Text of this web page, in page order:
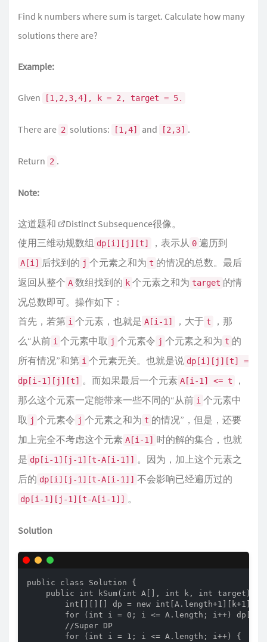
Find k numbers where sum is target. Calculate how many
solutions there are?
Example:
Given [1,2,3,4], k = 2, target = 5.
There are 2 solutions: [1,4] and [2,3] .
Return 2 .
Note:
这道题和 Distinct Subsequence很像。
使用三维动规数组 dp[i][j][t] ，表示从 0 遍历到
A[i] 后找到的 j 个元素之和为 t 的情况的总数。最后
返回从整个 A 数组找到的 k 个元素之和为 target 的情
况总数即可。操作如下：
首先，若第 i 个元素，也就是 A[i-1] ，大于 t
，那
么“从前 i 个元素中取 j 个元素令 j 个元素之和为 t 的
所有情况”和第 i 个元素无关。也就是说 dp[i][j][t] =
dp[i-1][j][t] 。而如果最后一个元素 A[i-1] <= t
，
那么这个元素一定能带来一些不同的“从前 i 个元素中
取 j 个元素令 j 个元素之和为 t 的情况”，但是，还要
加上完全不考虑这个元素 A[i-1] 时的解的集合，也就
是 dp[i-1][j-1][t-A[i-1]] 。因为，加上这个元素之
后的 dp[i][j-1][t-A[i-1]] 不会影响已经遍历过的
dp[i-1][j-1][t-A[i-1]] 。
Solution
public class Solution {
    public int kSum(int A[], int k, int target) {
int[][][] dp = new
for (int i = 0; i <= A.length; i++)
        //Super DP
        for (int i = 1; i <= A.length; i++) {